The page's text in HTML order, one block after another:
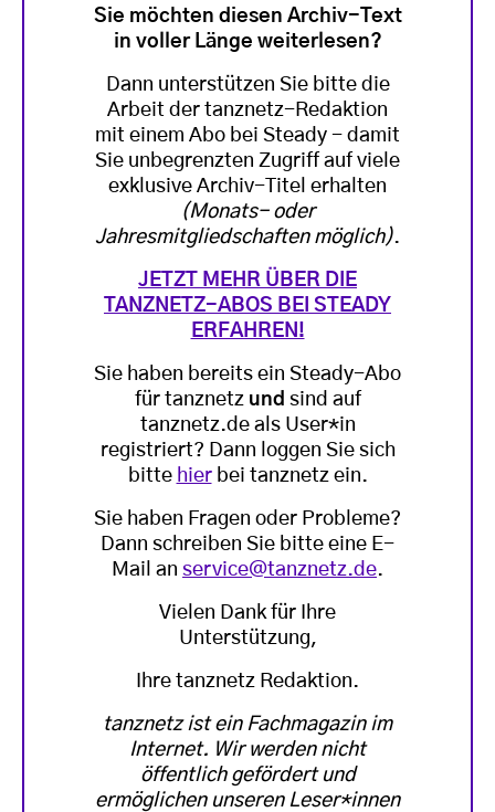
Sie möchten diesen Archiv-Text
in voller Länge weiterlesen?
Dann unterstützen Sie bitte die
Arbeit der tanznetz-Redaktion
mit einem Abo bei Steady - damit
Sie unbegrenzten Zugriff auf viele
exklusive Archiv-Titel erhalten
(Monats- oder
Jahresmitgliedschaften möglich).
JETZT MEHR ÜBER DIE
TANZNETZ-ABOS BEI STEADY
ERFAHREN!
Sie haben bereits ein Steady-Abo
für tanznetz und sind auf
tanznetz.de als User*in
registriert? Dann loggen Sie sich
bitte hierbei tanznetz ein.
Sie haben Fragen oder Probleme?
Dann schreiben Sie bitte eine E-
Mail an service@tanznetz.de.
Vielen Dank für Ihre
Unterstützung,
Ihre tanznetz Redaktion.
tanznetz ist ein Fachmagazin im
Internet. Wir werden nicht
öffentlich gefördert und
ermöglichen unseren Leser*innen